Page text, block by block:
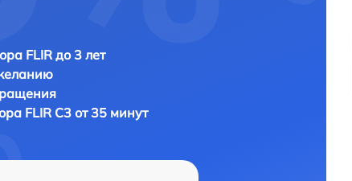
FLIR до 3 лет
FLIR С3 от 35 минут